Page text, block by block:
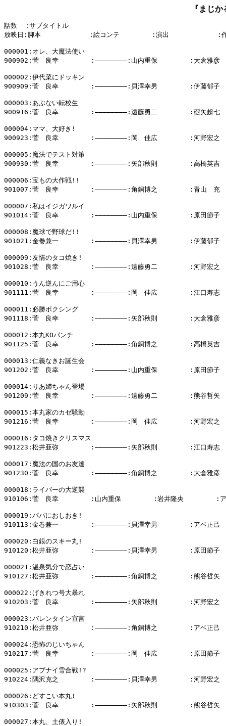
『まじ
話数  :サブタイトル
放映日:脚本            :絵コンテ        :演出            :作
000001:オレ、大魔法使い
900902:菅　良幸        :――――――――:山内重保        :大倉雅彦
000002:伊代菜にドッキン
900909:菅　良幸        :――――――――:貝澤幸男        :伊藤郁子
000003:あぶない転校生
900916:菅　良幸        :――――――――:遠藤勇二        :碇矢超七
000004:ママ、大好き!
900923:菅　良幸        :――――――――:岡　佳広        :河野宏之
000005:魔法でテスト対策
900930:菅　良幸        :――――――――:矢部秋則        :高橋英吉
000006:宝もの大作戦!!
901007:菅　良幸        :――――――――:角銅博之        :青山　充
000007:私はイジガワルイ
901014:菅　良幸        :――――――――:山内重保        :原田節子
000008:魔球で野球だ!!
901021:金巻兼一        :――――――――:貝澤幸男        :伊藤郁子
000009:友情のタコ焼き!
901028:菅　良幸        :――――――――:遠藤勇二        :河野宏之
000010:うん逆んにご用心
901111:菅　良幸        :――――――――:岡　佳広        :江口寿志
000011:必勝ボクシング
901118:菅　良幸        :――――――――:矢部秋則        :大倉雅彦
000012:本丸KOパンチ
901125:菅　良幸        :――――――――:角銅博之        :高橋英吉
000013:仁義なきお誕生会
901202:菅　良幸        :――――――――:山内重保        :原田節子
000014:りあ姉ちゃん登場
901209:菅　良幸        :――――――――:遠藤勇二        :熊谷哲矢
000015:本丸家のカゼ騒動
901216:菅　良幸        :――――――――:岡　佳広        :河野宏之
000016:タコ焼きクリスマス
901223:松井亜弥        :――――――――:矢部秋則        :江口寿志
000017:魔法の国のお友達
901230:菅　良幸        :――――――――:角銅博之        :大倉雅彦
000018:ライバーの大逆襲
910106:菅　良幸        :山内重保        :岩井隆央        :ア
000019:パパにおしおき!
910113:金巻兼一        :――――――――:貝澤幸男        :アベ正己
000020:白銀のスキー丸!
910120:松井亜弥        :――――――――:貝澤幸男        :原田節子
000021:温泉気分で恋占い
910127:松井亜弥        :――――――――:角銅博之        :熊谷哲矢
000022:げきれつ号大暴れ
910203:菅　良幸        :――――――――:矢部秋則        :河野宏之
000023:バレンタイン宣言
910210:松井亜弥        :――――――――:角銅博之        :アベ正己
000024:恐怖のじいちゃん
910217:菅　良幸        :――――――――:岡　佳広        :原田節子
000025:アブナイ雪合戦!?
910224:隅沢克之        :――――――――:貝澤幸男        :河野宏之
000026:どすこい本丸!
910303:菅　良幸        :――――――――:矢部秋則        :熊谷哲矢
000027:本丸、土俵入り!